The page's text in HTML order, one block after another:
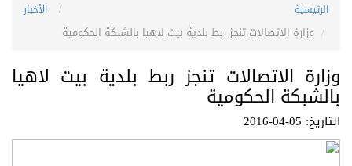
الرئيسية الأخبار
وزارة الاتصالات تنجز ربط بلدية بيت لاهيا بالشبكة الحكومية
وزارة الاتصالات تنجز ربط بلدية بيت لاهيا
بالشبكة الحكومية
التاريخ: 05-04-2016